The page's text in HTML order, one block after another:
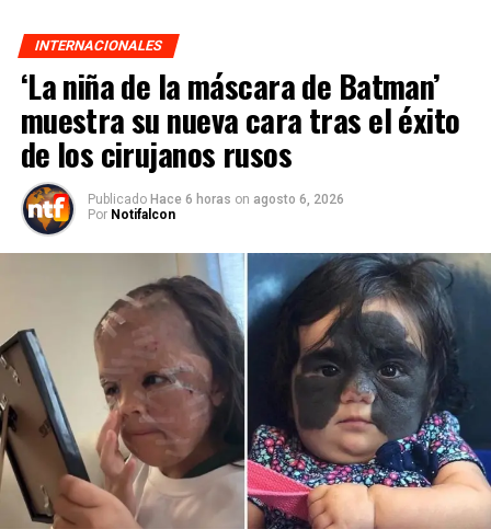
INTERNACIONALES
‘La niña de la máscara de Batman’
muestra su nueva cara tras el éxito
de los cirujanos rusos
Publicado Hace 6 horas on agosto 6, 2026
Por Notifalcon